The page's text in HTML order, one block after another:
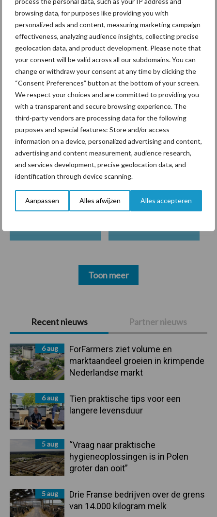
browsing data, for purposes like providing you with
personalized ads and content, measuring marketing campaign
effectiveness, analyzing audience insights, collecting precise
geolocation data, and product development. Please note that
your consent will be valid across all our subdomains. You can
change or withdraw your consent at any time by clicking the
“Consent Preferences” button at the bottom of your screen.
We respect your choices and are committed to providing you
with a transparent and secure browsing experience. The
third-party vendors are processing data for the following
purposes and special features: Store and/or access
information on a device, personalized advertising and content,
advertising and content measurement, audience research,
and services development, precise geolocation data, and
identification through device scanning.
Aanpassen Alles afwijzen Alles accepteren
Primaire
Sidebar
Recent nieuws Partner nieuws
6 aug
ForFarmers ziet volume en
marktaandeel groeien in krimpende
Nederlandse markt
6 aug
Tien praktische tips voor een
langere levensduur
5 aug
“Vraag naar praktische
hygieneoplossingen is in Polen
groter dan ooit”
5 aug
Drie Franse bedrijven over de grens
van 14.000 kilogram melk
“Vraag naar praktische
hygieneoplossingen is in
Polen groter dan ooit”
Themapagina's
Diergezondheid Bemesting Fokkerij
Compost Dierlijke mest
Toon meer